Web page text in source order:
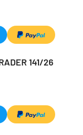
141/26